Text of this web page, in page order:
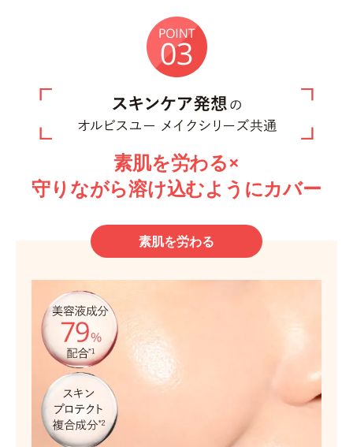
素肌を労わる×
守りながら溶け込むようにカバー
素肌を労わる